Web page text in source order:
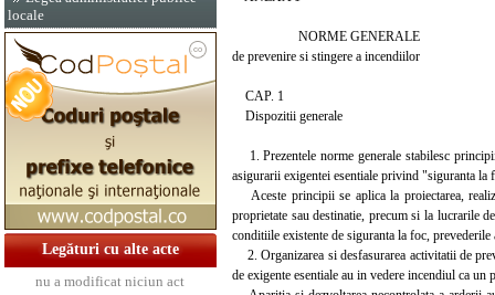
locale
Legături cu alte acte
nu a modificat niciun act
NORME GENERALE
de prevenire si stingere a incendiilor
CAP. 1
Dispozitii generale
1. Prezentele norme generale stabilesc
asigurarii exigentei esentiale privind "siguranta la
Aceste principii se aplica la proiectarea,
proprietate sau destinatie, precum si la lucrarile
conditiile existente de siguranta la foc, prevederile
2. Organizarea si desfasurarea activitatii de
de exigente esentiale au in vedere incendiul ca